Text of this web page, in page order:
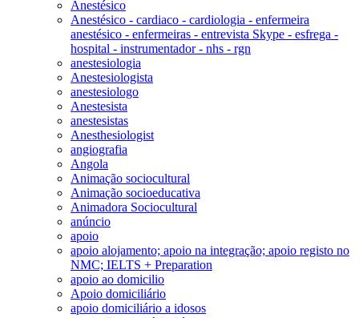
Anestésico
Anestésico - cardiaco - cardiologia - enfermeira
anestésico - enfermeiras - entrevista Skype - esfrega -
hospital - instrumentador - nhs - rgn
anestesiologia
Anestesiologista
anestesiologo
Anestesista
anestesistas
Anesthesiologist
angiografia
Angola
Animação sociocultural
Animação socioeducativa
Animadora Sociocultural
anúncio
apoio
apoio alojamento; apoio na integração; apoio registo no
NMC; IELTS + Preparation
apoio ao domicilio
Apoio domiciliário
apoio domiciliário a idosos